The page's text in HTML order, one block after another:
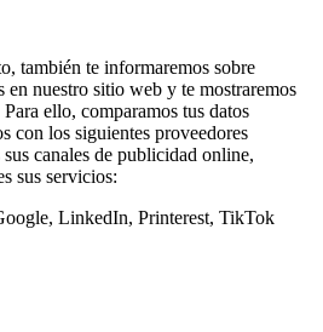
también te informaremos sobre
en nuestro sitio web y te mostraremos
ello, comparamos tus datos
con los siguientes proveedores
canales de publicidad online,
sus servicios:
LinkedIn, Printerest, TikTok